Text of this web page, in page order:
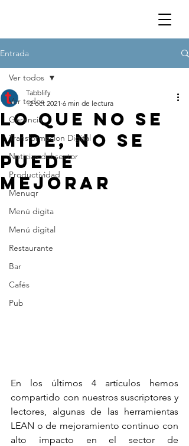
Entrada
Ver todos
Gerencia
Transformacion Digital
Noticias del sector
Productividad
Menuqr
Menú digita
Menú digital
Restaurante
Bar
Cafés
Pub
Ver todos
Lo que no se
mide, no se
puede
mejorar
Tabblify
12 oct 2021 6 min de lectura
En los últimos 4 artículos hemos
compartido con nuestros suscriptores y
lectores, algunas de las herramientas
LEAN o de mejoramiento continuo con
alto impacto en el sector de